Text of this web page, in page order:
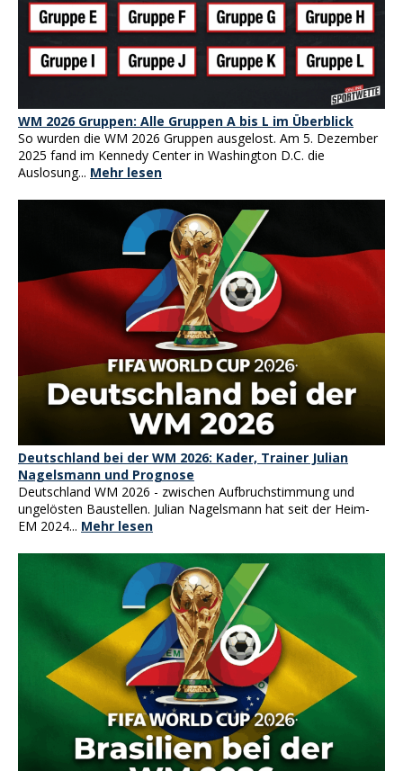
WM 2026 Gruppen: Alle Gruppen A bis L im Überblick
So wurden die WM 2026 Gruppen ausgelost. Am 5. Dezember
2025 fand im Kennedy Center in Washington D.C. die
Auslosung... Mehr lesen
Deutschland bei der WM 2026: Kader, Trainer Julian
Nagelsmann und Prognose
Deutschland WM 2026 - zwischen Aufbruchstimmung und
ungelösten Baustellen. Julian Nagelsmann hat seit der Heim-
EM 2024... Mehr lesen